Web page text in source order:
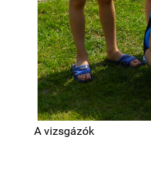
A vizsgázók